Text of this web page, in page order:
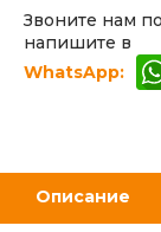
Звоните нам
напишите в
WhatsApp:
Описание